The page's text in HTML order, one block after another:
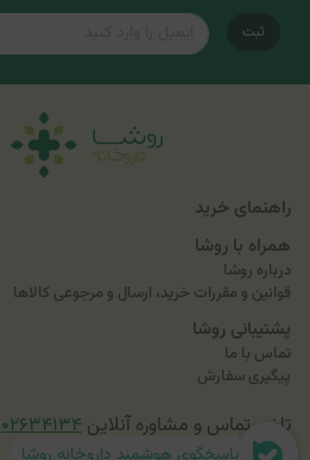
ثبت
راهنمای خرید
همراه با روشا
درباره روشا
قوانین و مقررات خرید، ارسال و مرجوعی کالاها
پشتیبانی روشا
تماس با ما
پیگیری سفارش
تلفن تماس و مشاوره آنلاین ۰۲۶۳۴۱۳۴